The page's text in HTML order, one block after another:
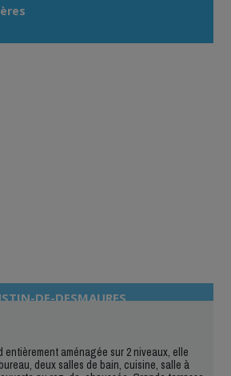
DE-DESMAURES
aménagée sur 2 niveaux, elle
deux salles de bain, cuisine, salle à